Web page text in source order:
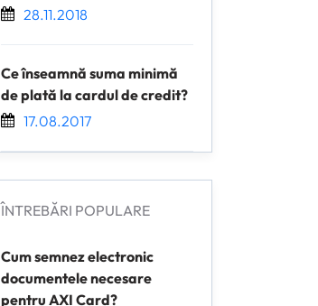
28.11.2018
Ce înseamnă suma minimă
de plată la cardul de credit?
17.08.2017
ÎNTREBĂRI POPULARE
Cum semnez electronic
documentele necesare
pentru AXI Card?